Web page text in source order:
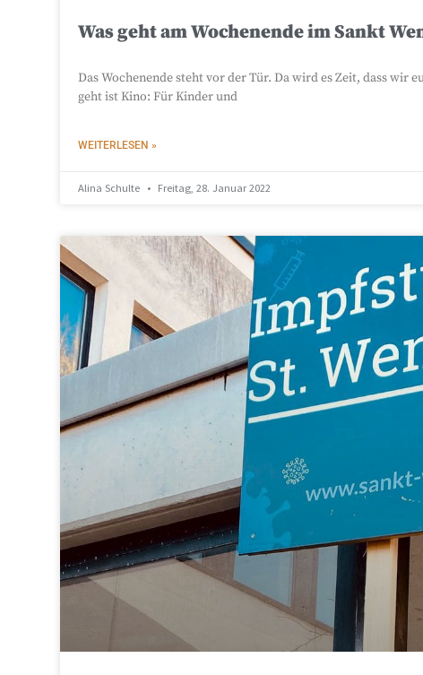
Was geht am Wochenende im Sankt
Das Wochenende steht vor der Tür. Da wird es Zeit, dass wir
geht ist Kino: Für Kinder und
WEITERLESEN »
Alina Schulte Freitag, 28. Januar 2022